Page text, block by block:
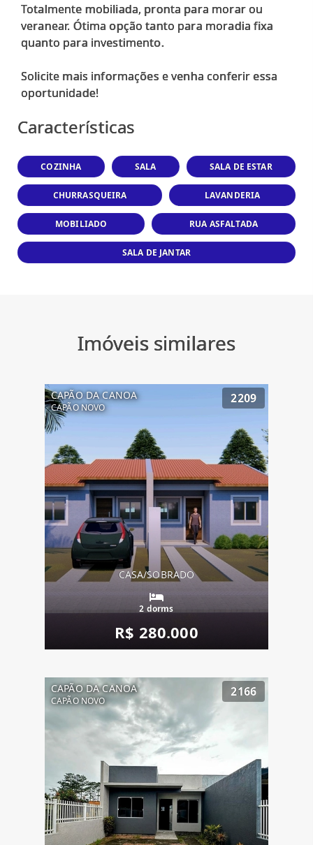
Totalmente mobiliada, pronta para morar ou
veranear. Ótima opção tanto para moradia fixa
quanto para investimento.
Solicite mais informações e venha conferir essa
oportunidade!
Características
COZINHA SALA SALA DE ESTAR
CHURRASQUEIRA LAVANDERIA
MOBILIADO RUA ASFALTADA
SALA DE JANTAR
Imóveis similares
CAPÃO DA CANOA
CAPÃO NOVO
2209
CASA/SOBRADO
2 dorms
R$ 280.000
CAPÃO DA CANOA
CAPÃO NOVO
2166